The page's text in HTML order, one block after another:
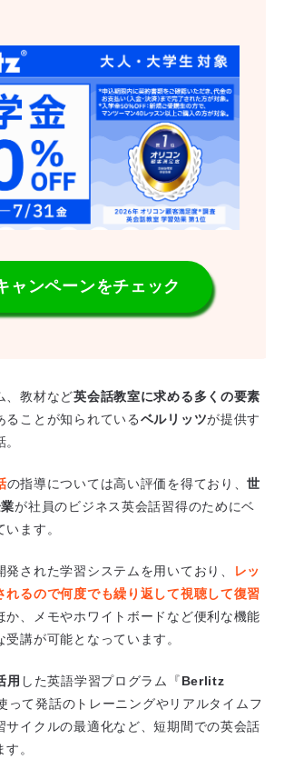
ャンペーンをチェック
、教材など英会話教室に求める多くの要素
ることが知られているベルリッツが提供す
の指導については高い評価を得ており、世
が社員のビジネス英会話習得のためにベ
ます。
された学習システムを用いており、
レッ
れるので何度でも繰り返して視聴して復習
か、メモやホワイトボードなど便利な機能
講が可能となっています。
用 した英語学習プログラム『Berlitz
って発話のトレーニングやリアルタイムフ
サイクルの最適化など、短期間での英会話
。